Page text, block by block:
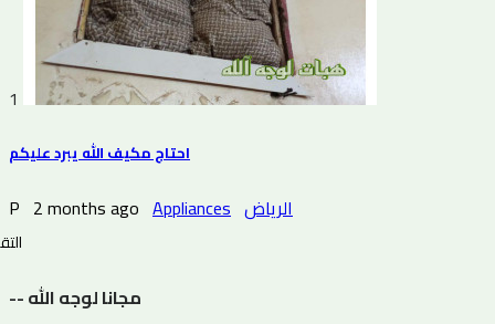
1
احتاج مكيف الله يبرد عليكم
P 2 months ago Appliances الرياض
0
-- مجانا لوجه الله